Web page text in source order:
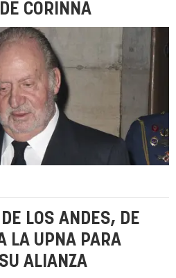
CORINNA
LOS ANDES, DE
LA UPNA PARA
ALIANZA